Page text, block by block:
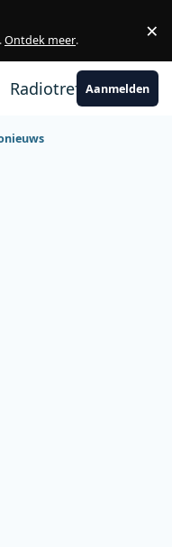
Ontdek meer. ×
RadiotrefpuntAanmelden